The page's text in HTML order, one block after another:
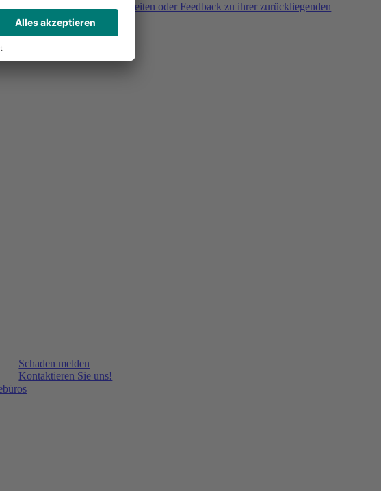
Sie haben Fragen, Unklarheiten oder Feedback zu ihrer zurückliegenden
Buchung?
Schaden melden
Kontaktieren Sie uns!